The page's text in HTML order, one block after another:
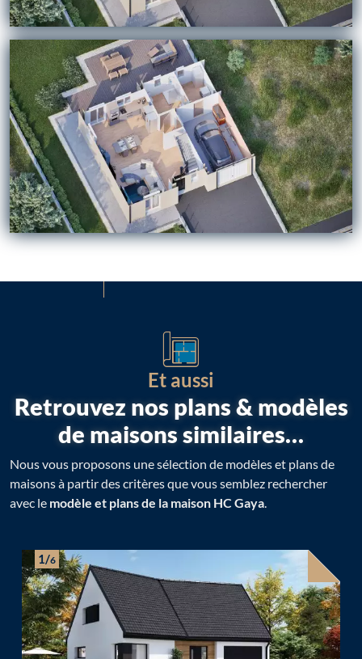
Chargement...
Et aussi
Retrouvez nos plans & modèles
de maisons similaires…
Nous vous proposons une sélection de modèles et plans de
maisons à partir des critères que vous semblez rechercher
avec le modèle et plans de la maison HC Gaya
1/6